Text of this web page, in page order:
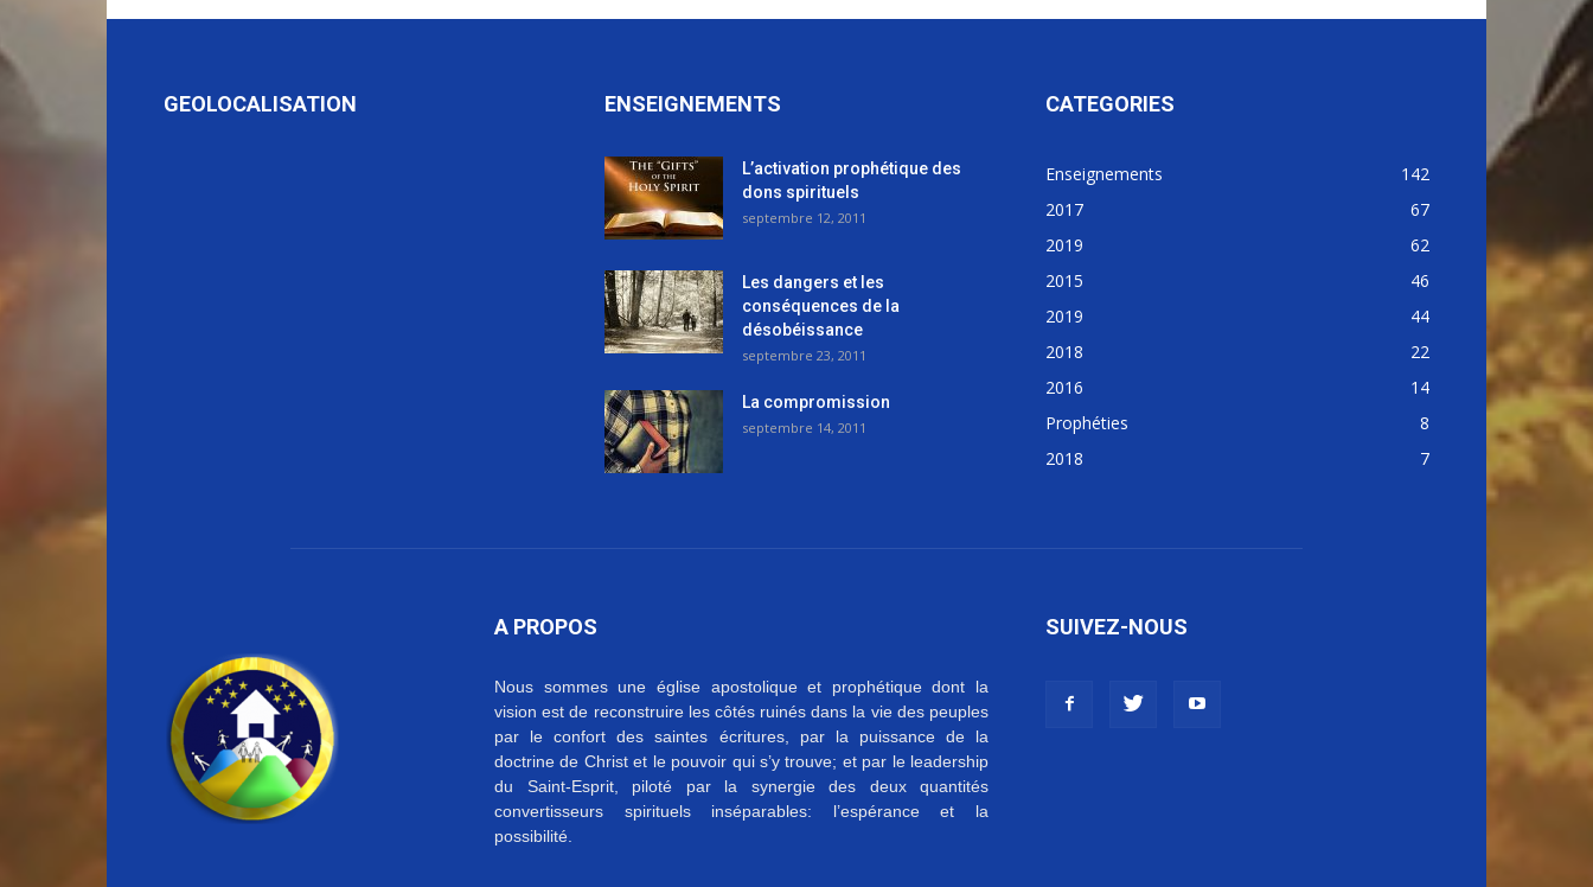
GEOLOCALISATION ENSEIGNEMENTS
L’activation prophétique des
dons spirituels
septembre 12, 2011
Les dangers et les
conséquences de la
désobéissance
septembre 23, 2011
La compromission
septembre 14, 2011
CATEGORIES
Enseignements
142
2017
67
2019
62
2015
46
2019
44
2018
22
2016
14
Prophéties
8
2018
7
A PROPOS
Nous sommes une église apostolique et prophétique dont la
vision est de reconstruire les côtés ruinés dans la vie des peuples
par le confort des saintes écritures, par la puissance de la
doctrine de Christ et le pouvoir qui s’y trouve; et par le leadership
du Saint-Esprit, piloté par la synergie des deux quantités
convertisseurs spirituels inséparables: l’espérance et la
possibilité.
SUIVEZ-NOUS